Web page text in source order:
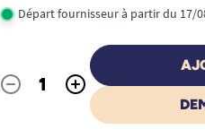
Départ fournisseur à partir du 17/
Quantité
- +